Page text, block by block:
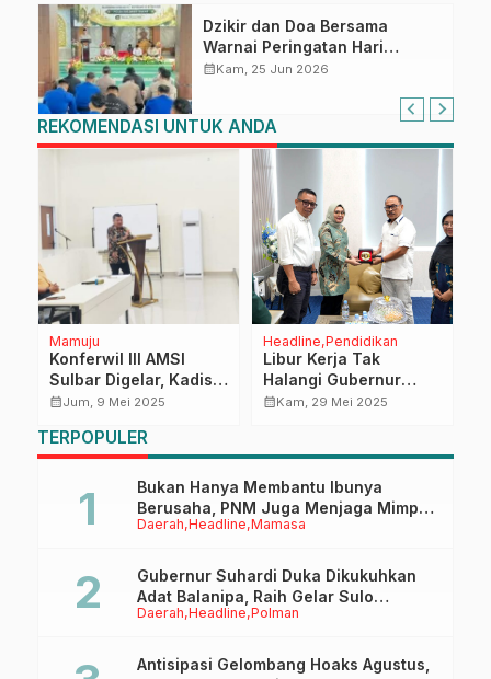
Dzikir dan Doa Bersama
Warnai Peringatan Hari
Bhayangkara ke-80 di Polda
calendar_monthKam, 25 Jun 2026
REKOMENDASI UNTUK ANDA
Mamuju
Konferwil III AMSI
Sulbar Digelar, Kadis
Kominfo: AMSI Mitra
Informasi Publik
calendar_monthJum, 9 Mei 2025
Headline Pendidikan
Libur Kerja Tak
Halangi Gubernur
Sulbar Dukung
Australia, SDK: Mereka
adalah Aset Daerah
calendar_monthKam, 29 Mei 2025
TERPOPULER
Daerah Headline Mamasa
Bukan Hanya Membantu Ibunya
Berusaha, PNM Juga Menjaga Mimpi
Anaknya Untuk Menggapai Cita-Cita
Daerah Headline Polman
Gubernur Suhardi Duka Dikukuhkan
Adat Balanipa, Raih Gelar Sulo
Tappidena
Antisipasi Gelombang Hoaks Agustus,